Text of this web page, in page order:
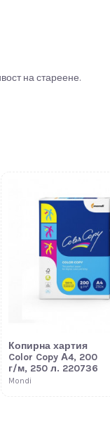
на стареене.
Копирна хартия
Color Copy А4, 200
г/м, 250 л. 220736
Mondi